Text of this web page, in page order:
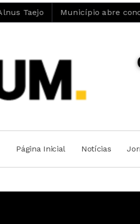
Município abre concurso para
Página Inicial Notícias